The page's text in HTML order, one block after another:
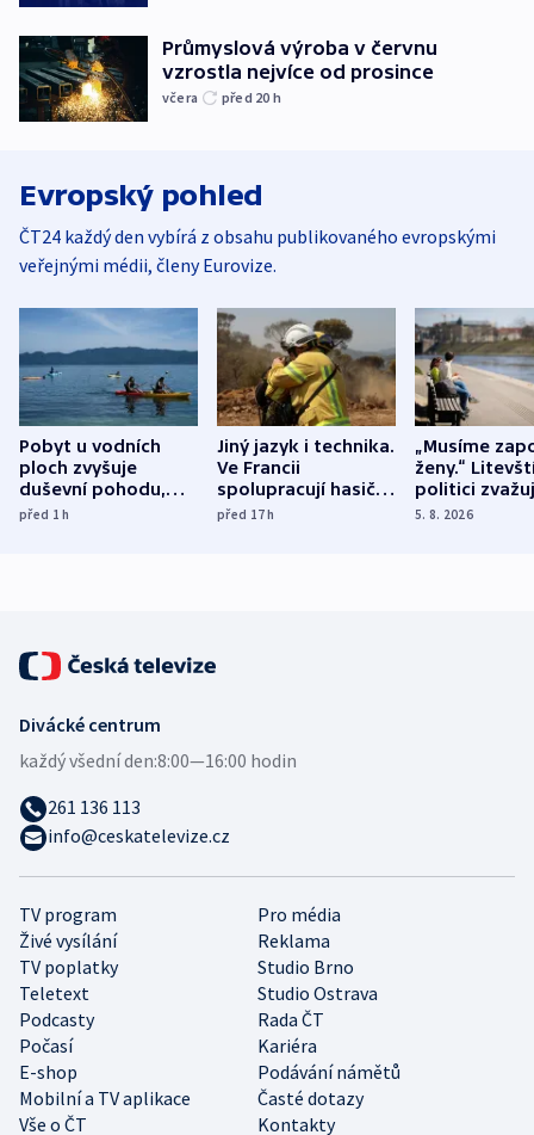
Průmyslová výroba v červnu
vzrostla nejvíce od prosince
včera před 20 h
Evropský pohled
ČT24 každý den vybírá z obsahu publikovaného evropskými
veřejnými médii, členy Eurovize.
Pobyt u vodních
ploch zvyšuje
duševní pohodu,
ukázala
před 1h
Jiný jazyk i technika.
Ve Francii
spolupracují hasiči z
různých zemí
před 17h
„Musíme
ženy.“
politici
dohodu o
5. 8. 2026
TV program
Pro média
Živé vysílání
Reklama
TV poplatky
Studio Brno
Teletext
Studio Ostrava
Podcasty
Rada ČT
Počasí
Kariéra
E-shop
Podávání námětů
Mobilní a TV aplikace
Časté dotazy
Vše o ČT
Kontakty
Divácké centrum
každý všední den:8:00—16:00 hodin
261 136 113
info@ceskatelevize.cz